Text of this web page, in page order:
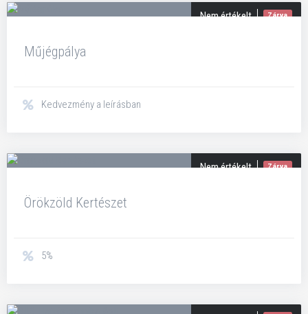
Nem értékelt Zárva
Műjégpálya
Kedvezmény a leírásban
Nem értékelt Zárva
Örökzöld Kertészet
5%